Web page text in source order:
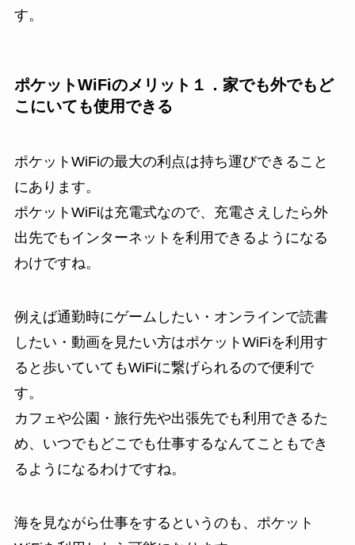
す。
ポケットWiFiのメリット１．家でも外でもど
こにいても使用できる
ポケットWiFiの最大の利点は持ち運びできること
にあります。
ポケットWiFiは充電式なので、充電さえしたら外
出先でもインターネットを利用できるようになる
わけですね。
例えば通勤時にゲームしたい・オンラインで読書
したい・動画を見たい方はポケットWiFiを利用す
ると歩いていてもWiFiに繋げられるので便利で
す。
カフェや公園・旅行先や出張先でも利用できるた
め、いつでもどこでも仕事するなんてこともでき
るようになるわけですね。
海を見ながら仕事をするというのも、ポケット